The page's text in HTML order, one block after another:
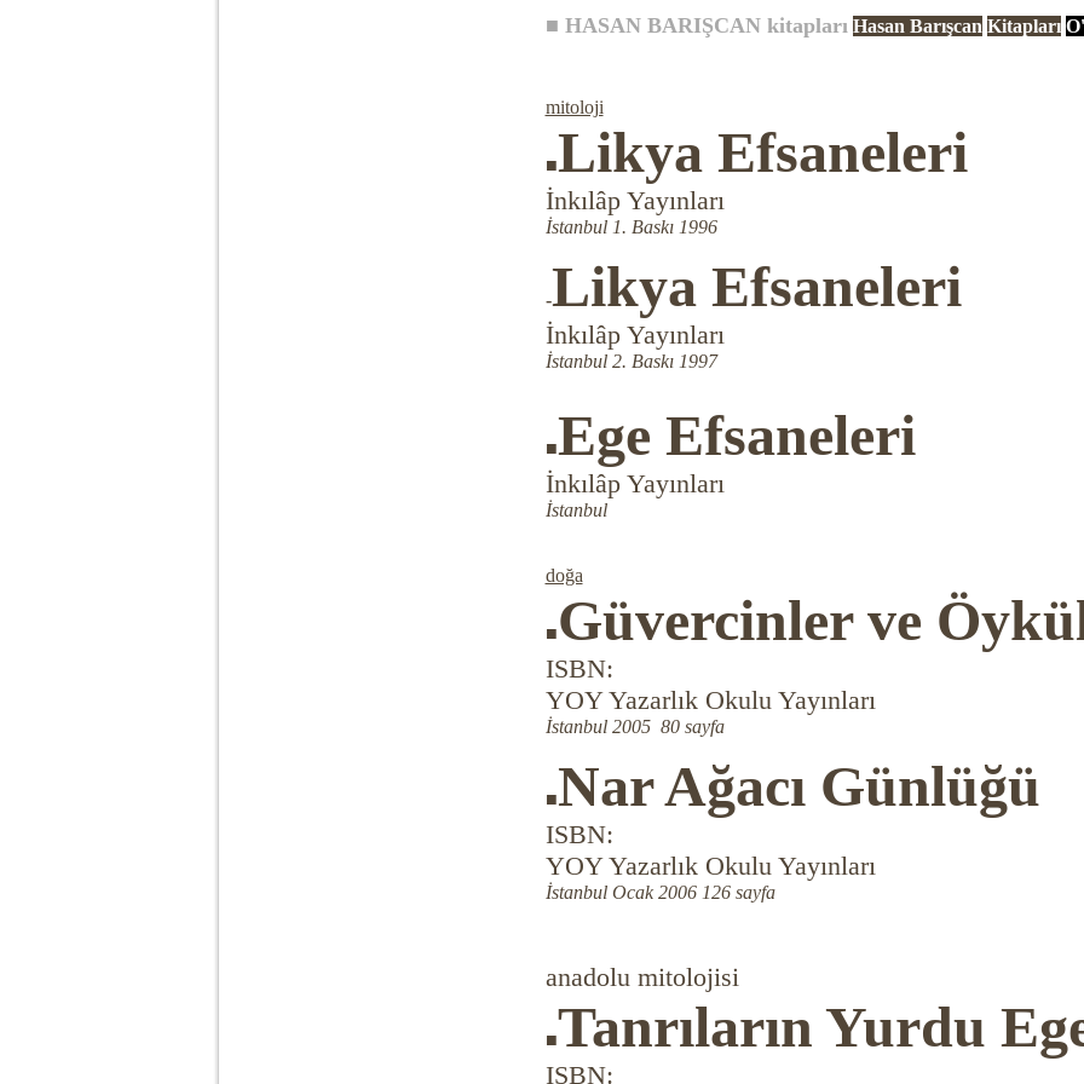
■ HASAN BARIŞCAN kitapları Hasan Barışcan Kitapları
mitoloji
■Likya Efsaneleri
İnkılâp Yayınları
İstanbul 1. Baskı 1996
-Likya Efsaneleri
İnkılâp Yayınları
İstanbul 2. Baskı 1997
■Ege Efsaneleri
İnkılâp Yayınları
İstanbul
doğa
■Güvercinler ve
ISBN:
YOY Yazarlık Okulu Yayınları
İstanbul 2005 80 sayfa
■Nar Ağacı Günlüğü
ISBN:
YOY Yazarlık Okulu Yayınları
İstanbul Ocak 2006 126 sayfa
anadolu mitolojisi
■Tanrıların Yurdu
ISBN: